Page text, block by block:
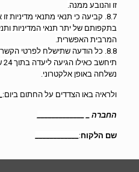
זו והנובע ממנה.
8.7. קביעה כי תנאי מתנאי מדיניות
בתקפותם של יתר תנאי המדיניות
המרבית האפשרית.
8.8. כל הודעה שתישלח לפרטי
נשלחה באופן אלקטרוני.
ולראיה באו הצדדים על החתום ביום:
החברה _ _____________
שם הלקוח:
____________